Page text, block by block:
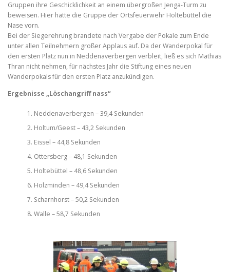
Gruppen ihre Geschicklichkeit an einem übergroßen Jenga-Turm zu
beweisen. Hier hatte die Gruppe der Ortsfeuerwehr Holtebüttel die
Nase vorn.
Bei der Siegerehrung brandete nach Vergabe der Pokale zum Ende
unter allen Teilnehmern großer Applaus auf. Da der Wanderpokal für
den ersten Platz nun in Neddenaverbergen verbleit, ließ es sich Mathias
Thran nicht nehmen, für nächstes Jahr die Stiftung eines neuen
Wanderpokals für den ersten Platz anzukündigen.
Ergebnisse „Löschangriff nass“
Neddenaverbergen – 39,4 Sekunden
Holtum/Geest – 43,2 Sekunden
Eissel – 44,8 Sekunden
Ottersberg – 48,1 Sekunden
Holtebüttel – 48,6 Sekunden
Holzminden – 49,4 Sekunden
Scharnhorst – 50,2 Sekunden
Walle – 58,7 Sekunden